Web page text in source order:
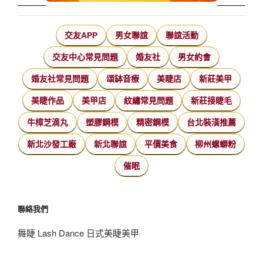
交友APP 男女聯誼 聯誼活動
交友中心常見問題 婚友社 男女約會
婚友社常見問題 頌缽音療 美睫店 新莊美甲
美睫作品 美甲店 紋繡常見問題 新莊接睫毛
牛樟芝滴丸 塑膠鋼模 精密鋼模 台北裝潢推薦
新北沙發工廠 新北聯誼 平價美食 柳州螺螄粉
催眠
聯絡我們
舞睫 Lash Dance 日式美睫美甲